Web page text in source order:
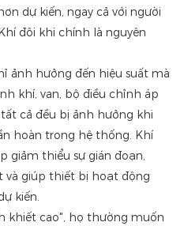
dự kiến, ngay cả với người
đôi khi chính là nguyên
ảnh hưởng đến hiệu suất mà
khí, van, bộ điều chỉnh áp
cả đều bị ảnh hưởng khi
hoàn trong hệ thống. Khí
giảm thiểu sự gián đoạn,
và giúp thiết bị hoạt động
kiến.
khiết cao", họ thường muốn